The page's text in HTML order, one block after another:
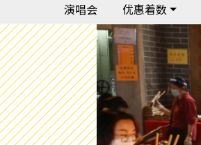
演唱会 优惠着数